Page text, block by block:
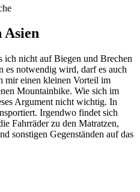
nicht auf Biegen und Brechen
es notwendig wird, darf es auch
mir einen kleinen Vorteil im
Mountainbike. Wie sich im
Argument nicht wichtig. In
Irgendwo findet sich
Fahrräder zu den Matratzen,
sonstigen Gegenständen auf das